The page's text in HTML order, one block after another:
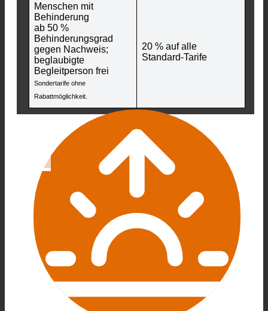
Menschen mit
Behinderung
ab 50 %
Behinderungsgrad
gegen Nachweis;
beglaubigte
Begleitperson frei
Sondertarife ohne
Rabattmöglichkeit.
20 % auf alle
Standard-Tarife